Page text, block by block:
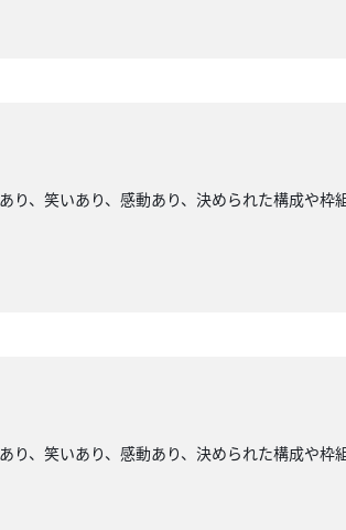
、笑いあり、感動あり、決められた構成や枠
、笑いあり、感動あり、決められた構成や枠